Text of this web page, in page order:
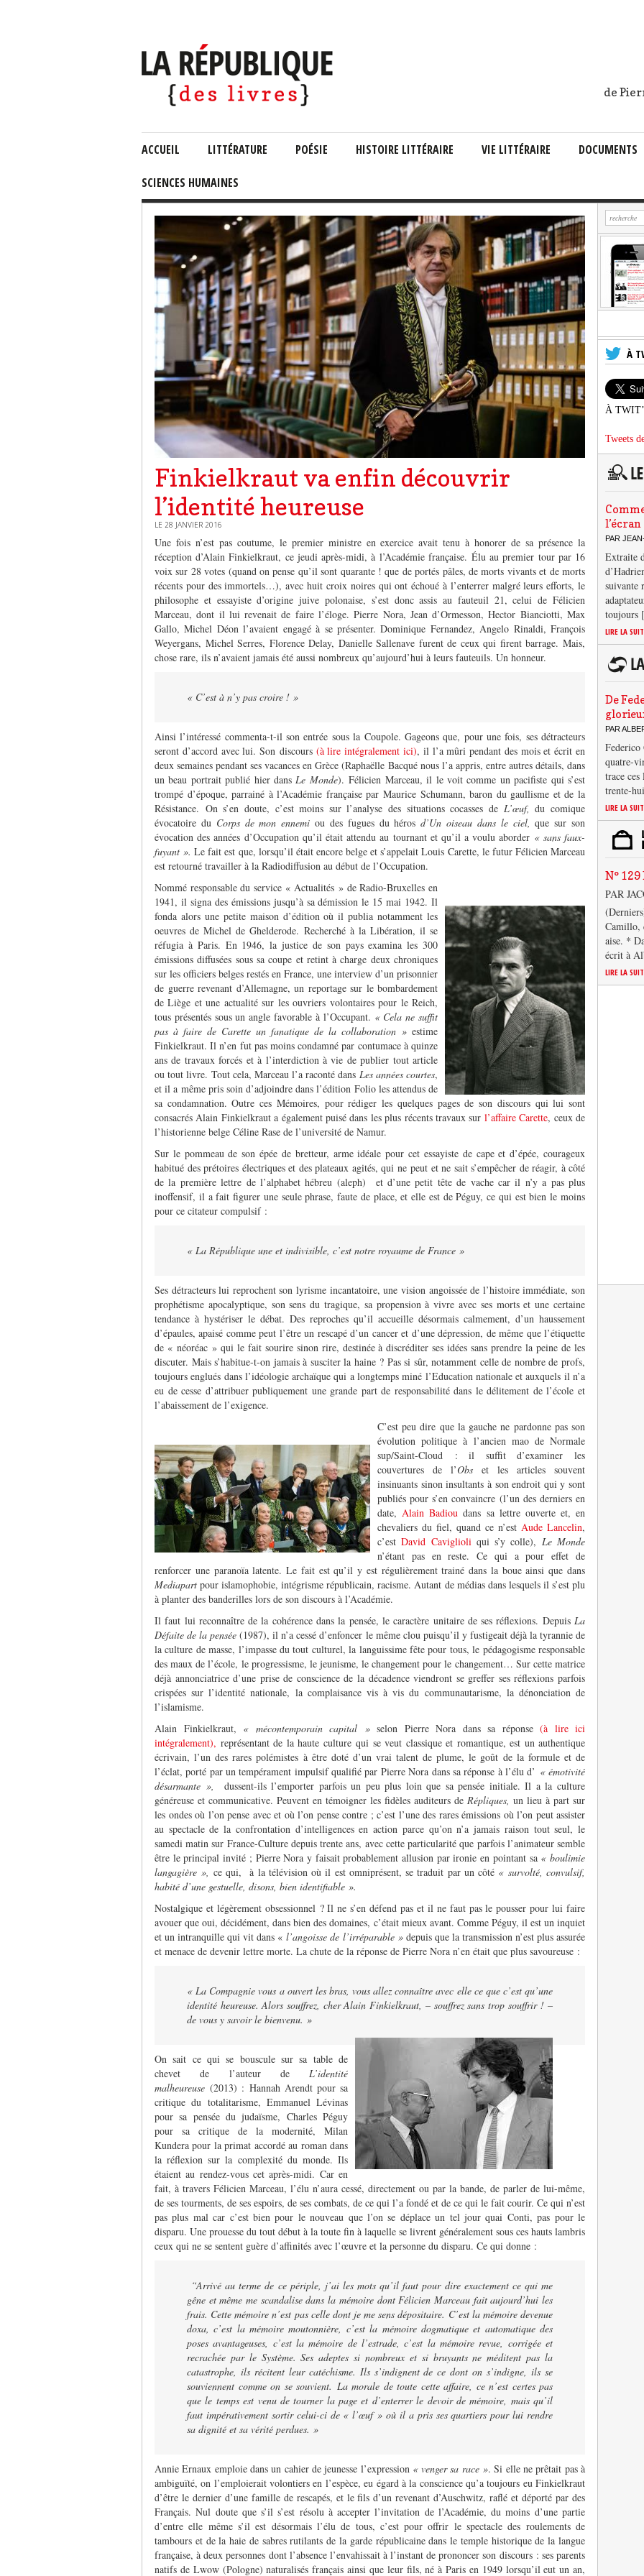
de
ACCUEIL LITTÉRATURE POÉSIE HISTOIRE LITTÉRAIRE VIE LITTÉRAIRE DOCUMENTS
SCIENCES HUMAINES
Finkielkraut va enfin découvrir
l’identité heureuse
LE 28 JANVIER 2016
Une fois n’est pas coutume, le premier ministre en exercice avait tenu à honorer de sa présence la
réception d’Alain Finkielkraut, ce jeudi après-midi, à l’Académie française. Élu au premier tour par 16
voix sur 28 votes (quand on pense qu’il sont quarante ! que de portés pâles, de morts vivants et de morts
récents pour des immortels…), avec huit croix noires qui ont échoué à l’enterrer malgré leurs efforts, le
philosophe et essayiste d’origine juive polonaise, s’est donc assis au fauteuil 21, celui de Félicien
Marceau, dont il lui revenait de faire l’éloge. Pierre Nora, Jean d’Ormesson, Hector Bianciotti, Max
Gallo, Michel Déon l’avaient engagé à se présenter. Dominique Fernandez, Angelo Rinaldi, François
Weyergans, Michel Serres, Florence Delay, Danielle Sallenave furent de ceux qui firent barrage. Mais,
chose rare, ils n’avaient jamais été aussi nombreux qu’aujourd’hui à leurs fauteuils. Un honneur.
« C’est à n’y pas croire ! »
Ainsi l’intéressé commenta-t-il son entrée sous la Coupole. Gageons que, pour une fois, ses détracteurs
seront d’accord avec lui. Son discours (à lire intégralement ici), il l’a mûri pendant des mois et écrit en
deux semaines pendant ses vacances en Grèce (Raphaëlle Bacqué nous l’a appris, entre autres détails, dans
un beau portrait publié hier dansLe Monde). Félicien Marceau, il le voit comme un pacifiste qui s’est
trompé d’époque, parrainé à l’Académie française par Maurice Schumann, baron du gaullisme et de la
Résistance. On s’en doute, c’est moins sur l’analyse des situations cocasses de L’œuf, du comique
évocatoire du Corps de mon ennemiou des fugues du hérosd’Un oiseau dans le ciel, que sur son
évocation des années d’Occupation qu’il était attendu au tournant et qu’il a voulu aborder « sans faux-
fuyant ». Le fait est que, lorsqu’il était encore belge et s’appelait Louis Carette, le futur Félicien Marceau
est retourné travailler à la Radiodiffusion au début de l’Occupation.
Nommé responsable du service « Actualités » de Radio-Bruxelles en
1941, il signa des émissions jusqu’à sa démission le 15 mai 1942. Il
fonda alors une petite maison d’édition où il publia notamment les
oeuvres de Michel de Ghelderode. Recherché à la Libération, il se
réfugia à Paris. En 1946, la justice de son pays examina les 300
émissions diffusées sous sa coupe et retint à charge deux chroniques
sur les officiers belges restés en France, une interview d’un prisonnier
de guerre revenant d’Allemagne, un reportage sur le bombardement
de Liège et une actualité sur les ouvriers volontaires pour le Reich,
tous présentés sous un angle favorable à l’Occupant. « Cela ne suffit
pas à faire de Carette un fanatique de la collaboration » estime
Finkielkraut. Il n’en fut pas moins condamné par contumace à quinze
ans de travaux forcés et à l’interdiction à vie de publier tout article
ou tout livre. Tout cela, Marceau l’a raconté dans Les années courtes,
et il a même pris soin d’adjoindre dans l’édition Folio les attendus de
sa condamnation. Outre ces Mémoires, pour rédiger les quelques pages de son discours qui lui sont
consacrés Alain Finkielkraut a également puisé dans les plus récents travaux sur l’affaire Carette, ceux de
l’historienne belge Céline Rase de l’université de Namur.
Sur le pommeau de son épée de bretteur, arme idéale pour cet essayiste de cape et d’épée, courageux
habitué des prétoires électriques et des plateaux agités, qui ne peut et ne sait s’empêcher de réagir, à côté
de la première lettre de l’alphabet hébreu (aleph) et d’une petit tête de vache car il n’y a pas plus
inoffensif, il a fait figurer une seule phrase, faute de place, et elle est de Péguy, ce qui est bien le moins
pour ce citateur compulsif :
« La République une et indivisible, c’est notre royaume de France »
Ses détracteurs lui reprochent son lyrisme incantatoire, une vision angoissée de l’histoire immédiate, son
prophétisme apocalyptique, son sens du tragique, sa propension à vivre avec ses morts et une certaine
tendance à hystériser le débat. Des reproches qu’il accueille désormais calmement, d’un haussement
d’épaules, apaisé comme peut l’être un rescapé d’un cancer et d’une dépression, de même que l’étiquette
de « néoréac » qui le fait sourire sinon rire, destinée à discréditer ses idées sans prendre la peine de les
discuter. Mais s’habitue-t-on jamais à susciter la haine ? Pas si sûr, notamment celle de nombre de profs,
toujours englués dans l’idéologie archaïque qui a longtemps miné l’Education nationale et auxquels il n’a
eu de cesse d’attribuer publiquement une grande part de responsabilité dans le délitement de l’école et
l’abaissement de l’exigence.
C’est peu dire que la gauche ne pardonne pas son
évolution politique à l’ancien mao de Normale
sup/Saint-Cloud : il suffit d’examiner les
couvertures de l’Obs et les articles souvent
insinuants sinon insultants à son endroit qui y sont
publiés pour s’en convaincre (l’un des derniers en
date,Alain Badiou dans sa lettre ouverte et, en
chevaliers du fiel, quand ce n’est Aude Lancelin,
c’estDavid Caviglioli qui s’y colle), Le Monde
n’étant pas en reste. Ce qui a pour effet de
renforcer une paranoïa latente. Le fait est qu’il y est régulièrement trainé dans la boue ainsi que dans
Mediapart pour islamophobie, intégrisme républicain, racisme. Autant de médias dans lesquels il s’est plu
à planter des banderilles lors de son discours à l’Académie.
Il faut lui reconnaître de la cohérence dans la pensée, le caractère unitaire de ses réflexions. DepuisLa
Défaite de la pensée (1987), il n’a cessé d’enfoncer le même clou puisqu’il y fustigeait déjà la tyrannie de
la culture de masse, l’impasse du tout culturel, la languissime fête pour tous, le pédagogisme responsable
des maux de l’école, le progressisme, le jeunisme, le changement pour le changement… Sur cette matrice
déjà annonciatrice d’une prise de conscience de la décadence viendront se greffer ses réflexions parfois
crispées sur l’identité nationale, la complaisance vis à vis du communautarisme, la dénonciation de
l’islamisme.
Alain Finkielkraut, « mécontemporain capital »selon Pierre Nora dans sa réponse (à lire ici
intégralement), représentant de la haute culture qui se veut classique et romantique, est un authentique
écrivain, l’un des rares polémistes à être doté d’un vrai talent de plume, le goût de la formule et de
l’éclat, porté par un tempérament impulsif qualifié par Pierre Nora dans sa réponse à l’élu d’ « émotivité
désarmante », dussent-ils l’emporter parfois un peu plus loin que sa pensée initiale. Il a la culture
généreuse et communicative. Peuvent en témoigner les fidèles auditeurs de Répliques, un lieu à part sur
les ondes où l’on pense avec et où l’on pense contre ; c’est l’une des rares émissions où l’on peut assister
au spectacle de la confrontation d’intelligences en action parce qu’on n’a jamais raison tout seul, le
samedi matin sur France-Culture depuis trente ans, avec cette particularité que parfois l’animateur semble
être le principal invité ; Pierre Nora y faisait probablement allusion par ironie en pointant sa « boulimie
langagière », ce qui, à la télévision où il est omniprésent, se traduit par un côté « survolté, convulsif,
habité d’une gestuelle, disons, bien identifiable ».
Nostalgique et légèrement obsessionnel ? Il ne s’en défend pas et il ne faut pas le pousser pour lui faire
avouer que oui, décidément, dans bien des domaines, c’était mieux avant. Comme Péguy, il est un inquiet
et un intranquille qui vit dans «l’angoisse de l’irréparable » depuis que la transmission n’est plus assurée
et menace de devenir lettre morte. La chute de la réponse de Pierre Nora n’en était que plus savoureuse :
« La Compagnie vous a ouvert les bras, vous allez connaître avec elle ce que c’est qu’une
identité heureuse. Alors souffrez, cher Alain Finkielkraut, – souffrez sans trop souffrir ! –
de vous y savoir le bienvenu. »
On sait ce qui se bouscule sur sa table de
chevet de l’auteur de L’identité
malheureuse (2013) : Hannah Arendt pour sa
critique du totalitarisme, Emmanuel Lévinas
pour sa pensée du judaïsme, Charles Péguy
pour sa critique de la modernité, Milan
Kundera pour la primat accordé au roman dans
la réflexion sur la complexité du monde. Ils
étaient au rendez-vous cet après-midi. Car en
fait, à travers Félicien Marceau, l’élu n’aura cessé, directement ou par la bande, de parler de lui-même,
de ses tourments, de ses espoirs, de ses combats, de ce qui l’a fondé et de ce qui le fait courir. Ce qui n’est
pas plus mal car c’est bien pour le nouveau que l’on se déplace un tel jour quai Conti, pas pour le
disparu. Une prouesse du tout début à la toute fin à laquelle se livrent généralement sous ces hauts lambris
ceux qui ne se sentent guère d’affinités avec l’œuvre et la personne du disparu. Ce qui donne :
“Arrivé au terme de ce périple, j’ai les mots qu’il faut pour dire exactement ce qui me
gêne et même me scandalise dans la mémoire dont Félicien Marceau fait aujourd’hui les
frais. Cette mémoire n’est pas celle dont je me sens dépositaire. C’est la mémoire devenue
doxa, c’est la mémoire moutonnière, c’est la mémoire dogmatique et automatique des
poses avantageuses, c’est la mémoire de l’estrade, c’est la mémoire revue, corrigée et
recrachée par le Système. Ses adeptes si nombreux et si bruyants ne méditent pas la
catastrophe, ils récitent leur catéchisme. Ils s’indignent de ce dont on s’indigne, ils se
souviennent comme on se souvient. La morale de toute cette affaire, ce n’est certes pas
que le temps est venu de tourner la page et d’enterrer le devoir de mémoire, mais qu’il
faut impérativement sortir celui-ci de « l’œuf » où il a pris ses quartiers pour lui rendre
sa dignité et sa vérité perdues. »
Annie Ernaux emploie dans un cahier de jeunesse l’expression « venger sa race ». Si elle ne prêtait pas à
ambiguïté, on l’emploierait volontiers en l’espèce, eu égard à la conscience qu’a toujours eu Finkielkraut
d’être le dernier d’une famille de rescapés, et le fils d’un revenant d’Auschwitz, raflé et déporté par des
Français. Nul doute que s’il s’est résolu à accepter l’invitation de l’Académie, du moins d’une partie
d’entre elle même s’il est désormais l’élu de tous, c’est pour offrir le spectacle des roulements de
tambours et de la haie de sabres rutilants de la garde républicaine dans le temple historique de la langue
française, à deux personnes dont l’absence l’envahissait à l’instant de prononcer son discours : ses parents
natifs de Lwow (Pologne) naturalisés français ainsi que leur fils, né à Paris en 1949 lorsqu’il eut un an,
À
À
Tweets
l’écran
PAR
Extraite
suivante
LIRE LA
De
PAR
quatre-
trace
trente-
LIRE LA
N°
PAR
Camillo,
aise. *
écrit à
LIRE LA